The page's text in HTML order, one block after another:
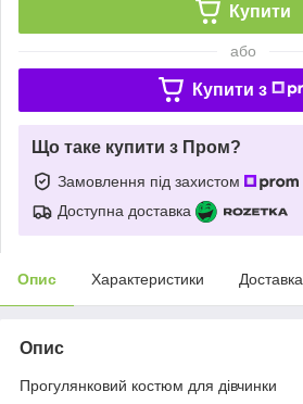
Купити
або
Купити з
Що таке купити з Пром?
Замовлення під захистом
Доступна доставка
Опис Характеристики Доставка
Опис
Прогулянковий костюм для дівчинки